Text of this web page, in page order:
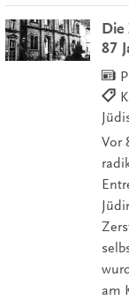
Die
87
Vor
am